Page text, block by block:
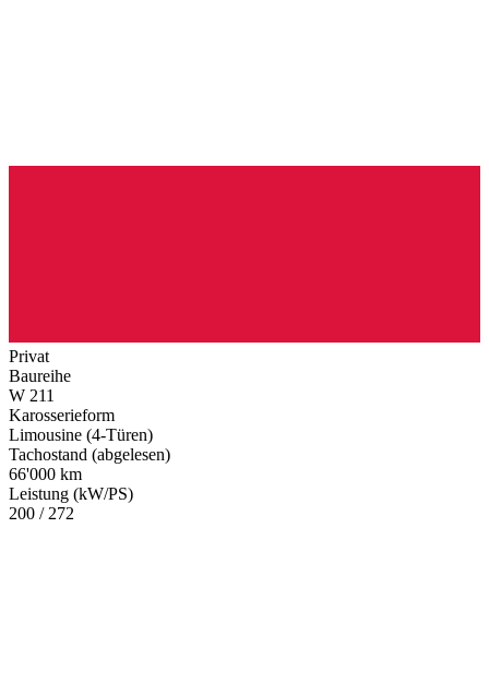
Privat
Baureihe
W 211
Karosserieform
Limousine (4-Türen)
Tachostand (abgelesen)
66'000 km
Leistung (kW/PS)
200 / 272